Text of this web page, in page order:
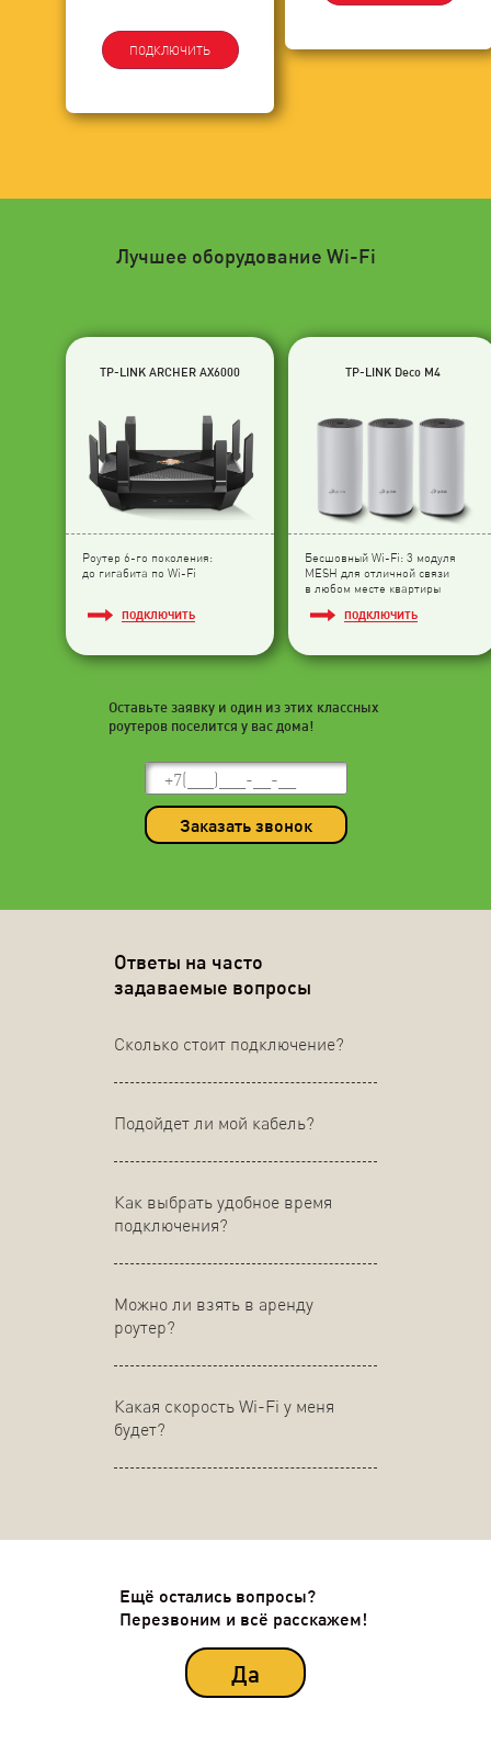
ПОДКЛЮЧИТЬ
Лучшее оборудование Wi-Fi
TP-LINK ARCHER AX6000
Роутер 6-го поколения:
до гигабита по Wi-Fi
ПОДКЛЮЧИТЬ
TP-LINK Deco M4
Бесшовный Wi-Fi: 3 модуля
МESH для отличной связи
в любом месте квартиры
ПОДКЛЮЧИТЬ
Оставьте заявку и один из этих классных
роутеров поселится у вас дома!
Заказать звонок
Ответы на часто
задаваемые вопросы
Сколько стоит подключение?
Подойдет ли мой кабель?
Как выбрать удобное время
подключения?
Можно ли взять в аренду
роутер?
Какая скорость Wi-Fi у меня
будет?
Ещё остались вопросы?
Перезвоним и всё расскажем!
Да